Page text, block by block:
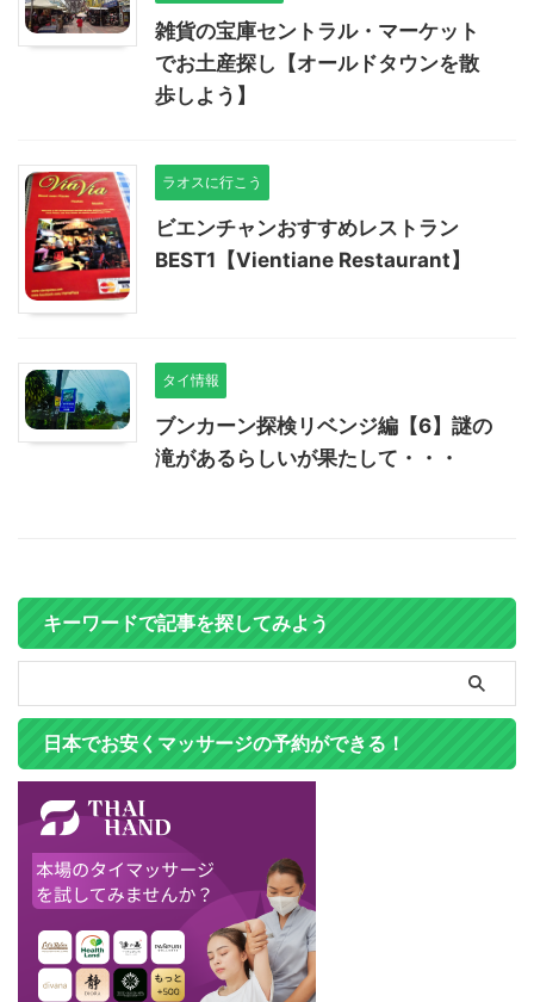
雑貨の宝庫セントラル・マーケット
でお土産探し【オールドタウンを散
歩しよう】
ラオスに行こう
ビエンチャンおすすめレストラン
BEST1【Vientiane Restaurant】
タイ情報
ブンカーン探検リベンジ編【6】謎の
滝があるらしいが果たして・・・
キーワードで記事を探してみよう
日本でお安くマッサージの予約ができる！